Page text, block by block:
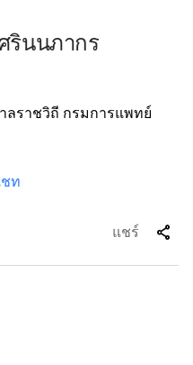
รินนภากร
ราชวิถี กรมการแพทย์
ท
แชร์ share